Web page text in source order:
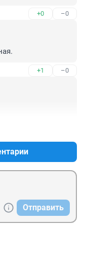
+0 –0
+1 –0
Отправить